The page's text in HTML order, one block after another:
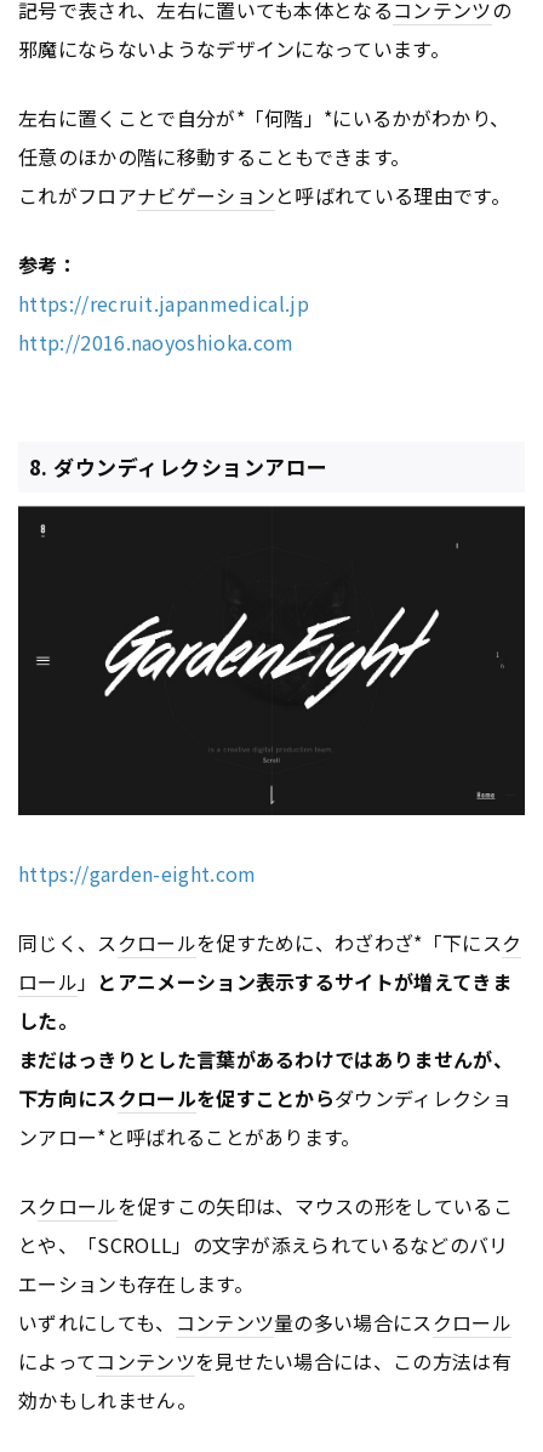
記号で表され、左右に置いても本体となるコンテンツの
邪魔にならないようなデザインになっています。
左右に置くことで自分が*「何階」*にいるかがわかり、
任意のほかの階に移動することもできます。
これがフロアナビゲーションと呼ばれている理由です。
参考：
https://recruit.japanmedical.jp
http://2016.naoyoshioka.com
8. ダウンディレクションアロー
https://garden-eight.com
同じく、スクロールを促すために、わざわざ*「下にスク
ロール 」 とアニメーション表示するサイトが増えてきま
した。
まだはっきりとした言葉があるわけではありませんが、
下方向にスクロールを促すことからダウンディレクショ
ンアロー*と呼ばれることがあります。
スクロールを促すこの矢印は、マウスの形をしているこ
とや、「SCROLL」の文字が添えられているなどのバリ
エーションも存在します。
いずれにしても、 コンテンツ量の多い場合にスクロール
によってコンテンツを見せたい場合には、この方法は有
効かもしれません。